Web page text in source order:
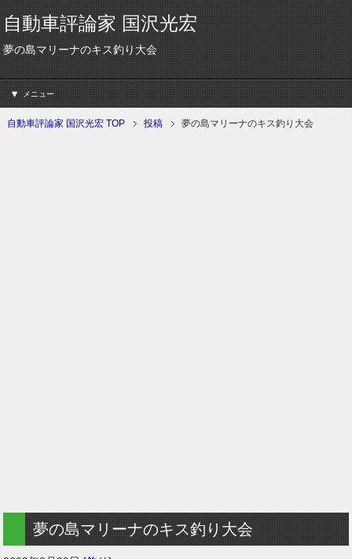
自動車評論家 国沢光宏
夢の島マリーナのキス釣り大会
メニュー
自動車評論家 国沢光宏 TOP 投稿 夢の島マリーナのキス釣り大会
夢の島マリーナのキス釣り大会